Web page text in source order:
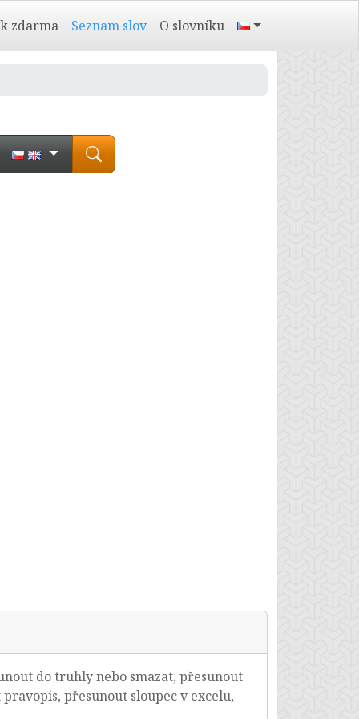
zdarma Seznam slov O slovníku
do truhly nebo smazat, přesunout
přesunout sloupec v excelu,